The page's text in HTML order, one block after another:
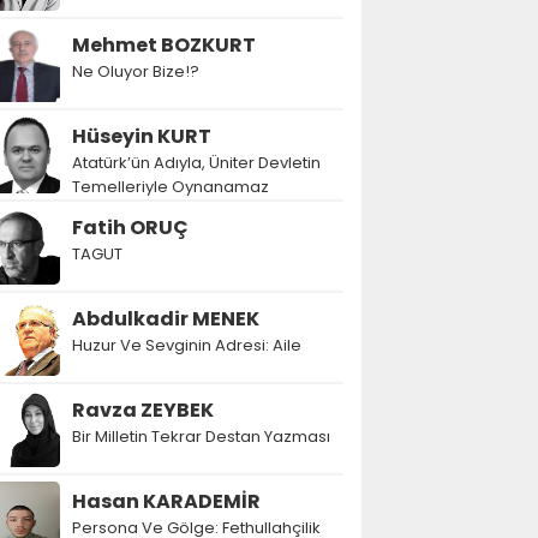
Mehmet BOZKURT
Ne Oluyor Bize!?
Hüseyin KURT
Atatürk’ün Adıyla, Üniter Devletin
Temelleriyle Oynanamaz
Fatih ORUÇ
TAGUT
Abdulkadir MENEK
Huzur Ve Sevginin Adresi: Aile
Ravza ZEYBEK
Bir Milletin Tekrar Destan Yazması
Hasan KARADEMİR
Persona Ve Gölge: Fethullahçilik